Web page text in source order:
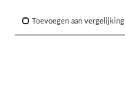
Toevoegen aan vergelijking